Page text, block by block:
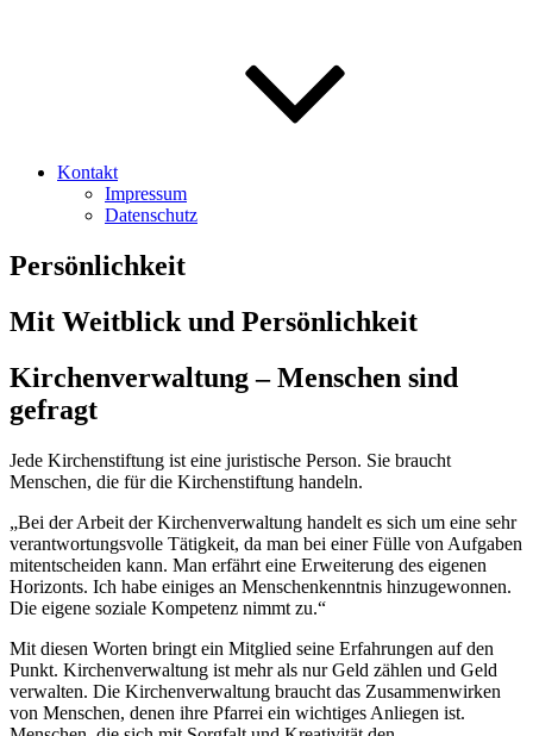
Kontakt
Impressum
Datenschutz
Persönlichkeit
Mit Weitblick und Persönlichkeit
Kirchenverwaltung – Menschen sind
gefragt
Jede Kirchenstiftung ist eine juristische Person. Sie braucht
Menschen, die für die Kirchenstiftung handeln.
„Bei der Arbeit der Kirchenverwaltung handelt es sich um eine sehr
verantwortungsvolle Tätigkeit, da man bei einer Fülle von Aufgaben
mitentscheiden kann. Man erfährt eine Erweiterung des eigenen
Horizonts. Ich habe einiges an Menschenkenntnis hinzugewonnen.
Die eigene soziale Kompetenz nimmt zu.“
Mit diesen Worten bringt ein Mitglied seine Erfahrungen auf den
Punkt. Kirchenverwaltung ist mehr als nur Geld zählen und Geld
verwalten. Die Kirchenverwaltung braucht das Zusammenwirken
von Menschen, denen ihre Pfarrei ein wichtiges Anliegen ist.